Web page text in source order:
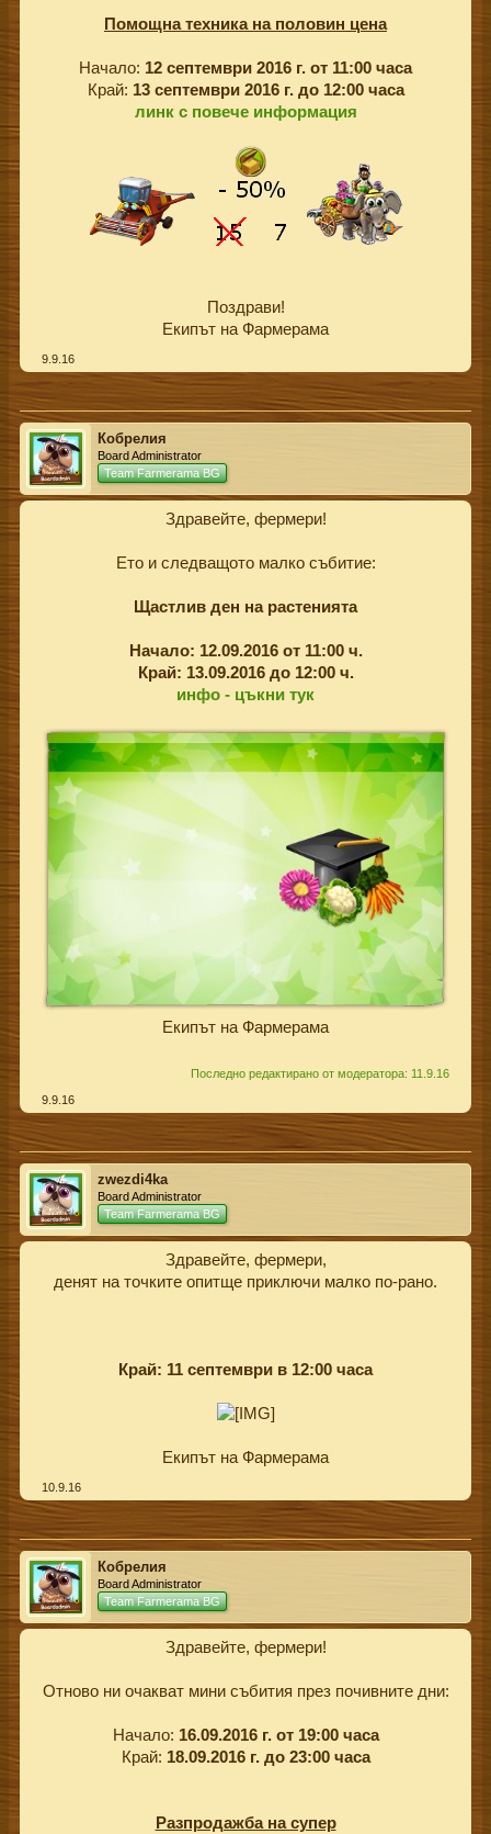
Помощна техника на половин цена
Начало: 12 септември 2016 г. от 11:00 часа
Край: 13 септември 2016 г. до 12:00 часа
линк с повече информация
Поздрави!
Екипът на Фармерама​
9.9.16
Кобрелия
Board Administrator
Team Farmerama BG
Здравейте, фермери!
Ето и следващото малко събитие:
Щастлив ден на растенията
Начало: 12.09.2016 от 11:00 ч.
Край: 13.09.2016 до 12:00 ч.
инфо - цъкни тук
Екипът на Фармерама
Последно редактирано от модератора: 11.9.16
9.9.16
zwezdi4ka
Board Administrator
Team Farmerama BG
Здравейте, фeрмери,
денят на точките опитще приключи малко по-рано.
Край: 11 септември в 12:00 часа
Екипът на Фармерама​
10.9.16
Кобрелия
Board Administrator
Team Farmerama BG
Здравейте, фермери!
Отново ни очакват мини събития през почивните дни:
Начало: 16.09.2016 г. от 19:00 часа
Край: 18.09.2016 г. до 23:00 часа
Разпродажба на супер